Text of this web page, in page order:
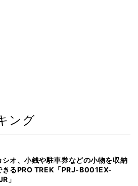
ング
シオ、小銭や駐車券などの小物を収納
きるPRO TREK「PRJ-B001EX-
」